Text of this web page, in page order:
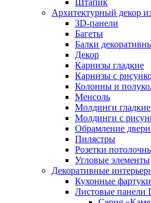
Архитектурный декор
3D-панели
Багеты
Балки
Декор
Карнизы гладкие
Карнизы с
Колонны и
Менсоль
Молдинги гладкие
Молдинги с
Обрамление
Пилястры
Розетки
Угловые элементы
Декоративные
Кухонные
Листовые